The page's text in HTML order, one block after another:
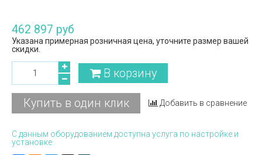
462 897 руб
Указана примерная розничная цена, уточните размер вашей
скидки.
В корзину
Купить в один клик Добавить в сравнение
С данным оборудованием доступна услуга по настройке и
установке.